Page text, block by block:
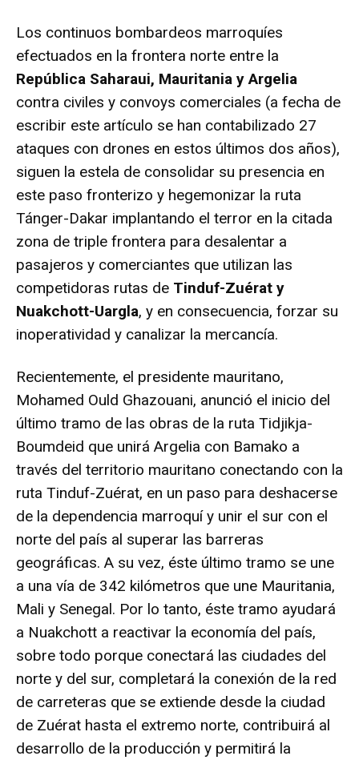
Los continuos bombardeos marroquíes
efectuados en la frontera norte entre la
República Saharaui, Mauritania y Argelia
contra civiles y convoys comerciales (a fecha de
escribir este artículo se han contabilizado 27
ataques con drones en estos últimos dos años),
siguen la estela de consolidar su presencia en
este paso fronterizo y hegemonizar la ruta
Tánger-Dakar implantando el terror en la citada
zona de triple frontera para desalentar a
pasajeros y comerciantes que utilizan las
competidoras rutas de Tinduf-Zuérat y
Nuakchott-Uargla, y en consecuencia, forzar su
inoperatividad y canalizar la mercancía.
Recientemente, el presidente mauritano,
Mohamed Ould Ghazouani, anunció el inicio del
último tramo de las obras de la ruta Tidjikja-
Boumdeid que unirá Argelia con Bamako a
través del territorio mauritano conectando con la
ruta Tinduf-Zuérat, en un paso para deshacerse
de la dependencia marroquí y unir el sur con el
norte del país al superar las barreras
geográficas. A su vez, éste último tramo se une
a una vía de 342 kilómetros que une Mauritania,
Mali y Senegal. Por lo tanto, éste tramo ayudará
a Nuakchott a reactivar la economía del país,
sobre todo porque conectará las ciudades del
norte y del sur, completará la conexión de la red
de carreteras que se extiende desde la ciudad
de Zuérat hasta el extremo norte, contribuirá al
desarrollo de la producción y permitirá la